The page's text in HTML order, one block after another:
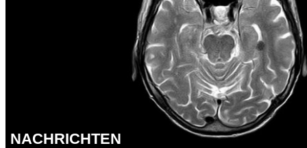
NACHRICHTEN